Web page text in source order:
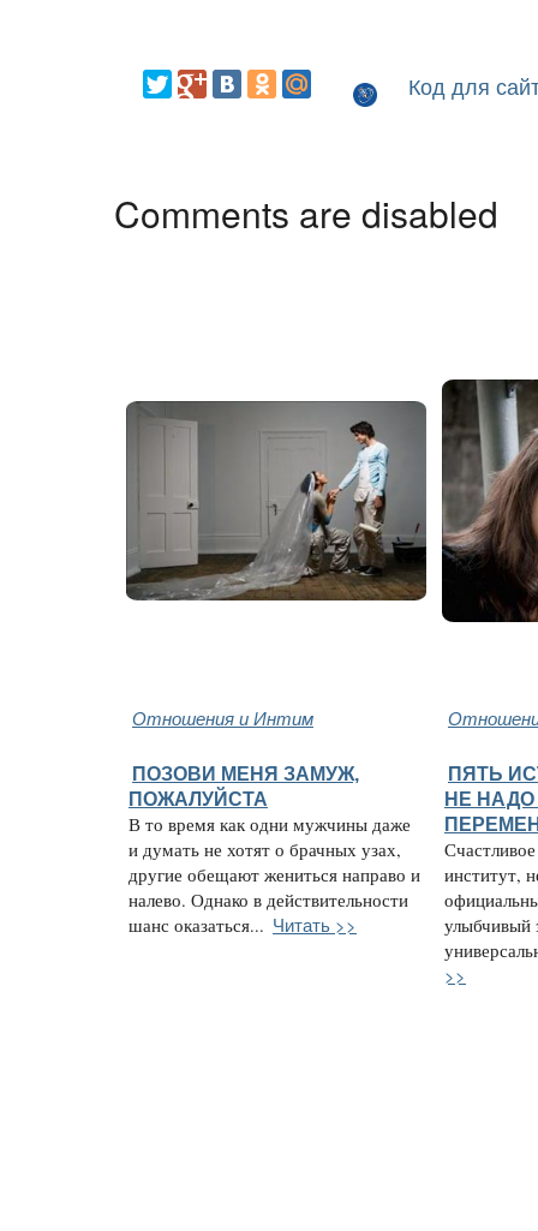
Код для
Comments are disabled
Отношения и Интим
ПОЗОВИ МЕНЯ ЗАМУЖ,
ПОЖАЛУЙСТА
В то время как одни мужчины даже
и думать не хотят о брачных узах,
другие обещают жениться направо и
налево. Однако в действительности
шанс оказаться... Читать >>
ПЯТЬ
НЕ
институт,
улыбчивый
>>